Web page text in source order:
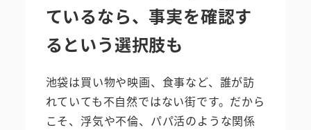
ているなら、事実を確認す
るという選択肢も
池袋は買い物や映画、食事など、誰が訪
れていても不自然ではない街です。だから
こそ、浮気や不倫、パパ活のような関係